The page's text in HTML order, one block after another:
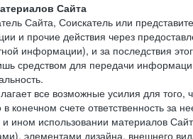
Сайта
Сайта, Соискатель или
и прочие действия через
информации), и за последствия
средством для передачи
все возможные усилия для
конечном счете ответственность за
ином использовании материалов
элементами дизайна, внешнего